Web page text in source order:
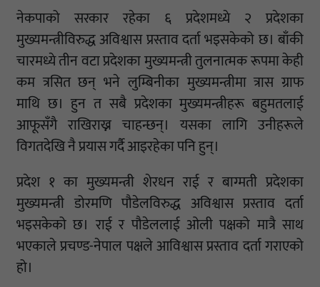
नेकपाको सरकार रहेका ६ प्रदेशमध्ये २ प्रदेशका
मुख्यमन्त्रीविरुद्ध अविश्वास प्रस्ताव दर्ता भइसकेको छ। बाँकी
चारमध्ये तीन वटा प्रदेशका मुख्यमन्त्री तुलनात्मक रूपमा केही
कम त्रसित छन् भने लुम्बिनीका मुख्यमन्त्रीमा त्रास ग्राफ
माथि छ। हुन त सबै प्रदेशका मुख्यमन्त्रीहरू बहुमतलाई
आफूसँगै राखिराख्न चाहन्छन्। यसका लागि उनीहरूले
विगतदेखि नै प्रयास गर्दै आइरहेका पनि हुन्।
प्रदेश १ का मुख्यमन्त्री शेरधन राई र बाग्मती प्रदेशका
मुख्यमन्त्री डोरमणि पौडेलविरुद्ध अविश्वास प्रस्ताव दर्ता
भइसकेको छ। राई र पौडेललाई ओली पक्षको मात्रै साथ
भएकाले प्रचण्ड-नेपाल पक्षले आविश्वास प्रस्ताव दर्ता गराएको
हो।